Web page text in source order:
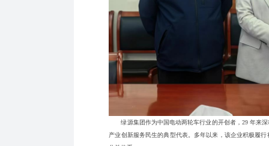
绿源集团作为中国电动两轮车行业的开创者，29 年来深
产业创新服务民生的典型代表。多年以来，该企业积极履